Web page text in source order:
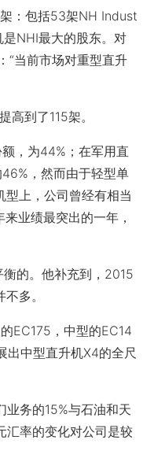
：包括53架NH Indust
NHI最大的股东。对
“当前市场对重型直升
到了115架。
，为44%；在军用直
，然而由于轻型单
上，公司曾经有相当
业绩最突出的一年，
的。他补充到，2015
多。
EC175，中型的EC14
中型直升机X4的全尺
务的15%与石油和天
汇率的变化对公司是较